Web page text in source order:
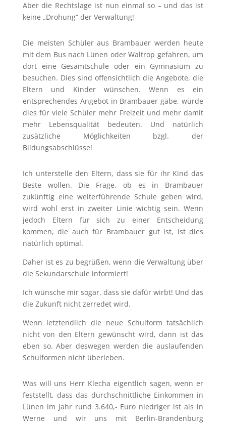
Aber die Rechtslage ist nun einmal so – und das ist
keine „Drohung“ der Verwaltung!
Die meisten Schüler aus Brambauer werden heute
mit dem Bus nach Lünen oder Waltrop gefahren, um
dort eine Gesamtschule oder ein Gymnasium zu
besuchen. Dies sind offensichtlich die Angebote, die
Eltern und Kinder wünschen. Wenn es ein
entsprechendes Angebot in Brambauer gäbe, würde
dies für viele Schüler mehr Freizeit und mehr damit
mehr Lebensqualität bedeuten. Und natürlich
zusätzliche Möglichkeiten bzgl. der
Bildungsabschlüsse!
Ich unterstelle den Eltern, dass sie für ihr Kind das
Beste wollen. Die Frage, ob es in Brambauer
zukünftig eine weiterführende Schule geben wird,
wird wohl erst in zweiter Linie wichtig sein. Wenn
jedoch Eltern für sich zu einer Entscheidung
kommen, die auch für Brambauer gut ist, ist dies
natürlich optimal.
Daher ist es zu begrüßen, wenn die Verwaltung über
die Sekundarschule informiert!
Ich wünsche mir sogar, dass sie dafür wirbt! Und das
die Zukunft nicht zerredet wird.
Wenn letztendlich die neue Schulform tatsächlich
nicht von den Eltern gewünscht wird, dann ist das
eben so. Aber deswegen werden die auslaufenden
Schulformen nicht überleben.
Was will uns Herr Klecha eigentlich sagen, wenn er
feststellt, dass das durchschnittliche Einkommen in
Lünen im Jahr rund 3.640,- Euro niedriger ist als in
Werne und wir uns mit Berlin-Brandenburg